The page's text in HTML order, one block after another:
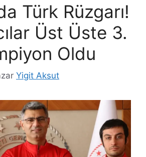
Türk Rüzgarı!
Üst Üste 3.
Oldu
Yigit Aksut